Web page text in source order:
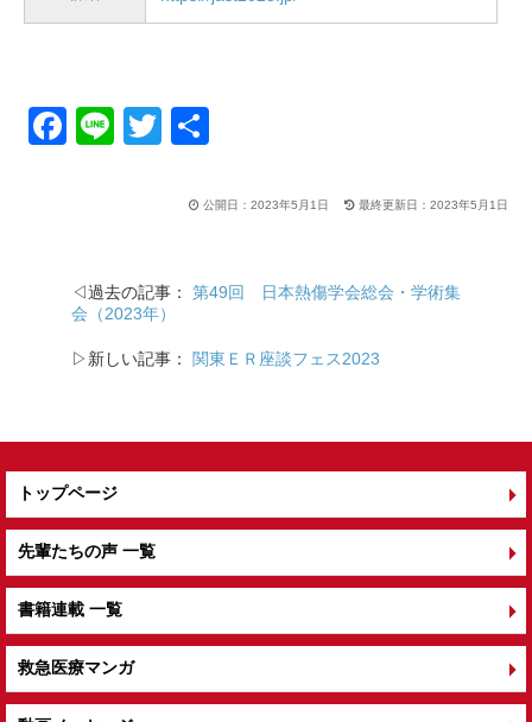
F
b
o
o
Li
T
公開日：2023年5月1日 最終更新日：2023年5月1日
◁過去の記事： 第49回 日本熱傷学会総会・学術集
会（2023年）
▷新しい記事： 関東ＥＲ座談フェス2023
トップページ
先輩たちの声 一覧
書籍連載 一覧
救急医療マンガ